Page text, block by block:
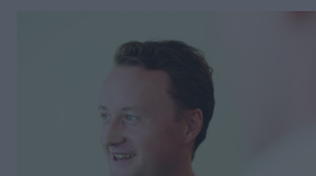
Kokeile
Kirjaudu